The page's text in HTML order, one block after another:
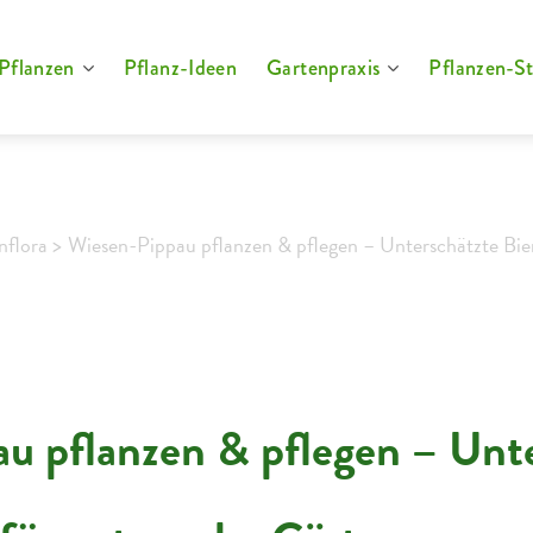
Pflanzen Pflanz-Ideen Gartenpraxis Pflanzen-
> Wiesen-Pippau pflanzen & pflegen – Unterschätzte
pflanzen & pflegen –